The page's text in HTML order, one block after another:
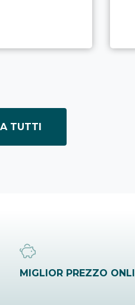
TUTTI
MIGLIOR PREZZO